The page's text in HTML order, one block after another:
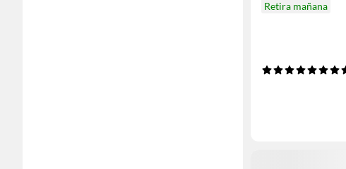
Retira mañana